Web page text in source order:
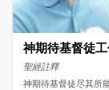
神期待基督徒工
聖經註釋
神期待基督徒尽其所